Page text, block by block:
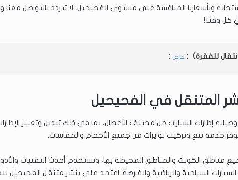
وبأسعارنا المنافسة على مستوى الفحيحيل، لا تتردد بالتواصل معنا
في كل وقت!
للفقرة) عرض
المتنقل في الفحيحيل
إطارات السيارات من مختلف الأعطال، بما في ذلك تبديل وتغيير
نوفر خدمة بيع وتركيب توايرات من جميع الأحجام والمقاسات.
مناطق الكويت والمناطق المحيطة بها، ونستخدم أحدث التقنيات
السيارات السياحية والرياضية والفارهة. اعتمد على بنشر متنقل